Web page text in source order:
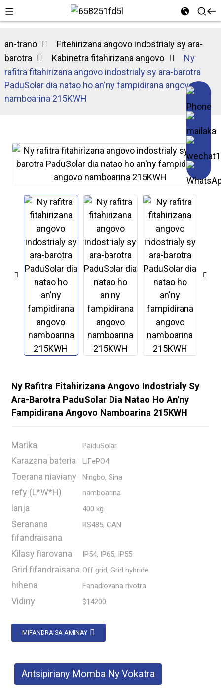
an-trano
Fitehirizana angovo indostrialy sy ara-
barotra
Kabinetra fitahirizana angovo
Ny
rafitra fitahirizana angovo indostrialy sy ara-barotra
PaduSolar dia natao ho an'ny fampidirana angovo
namboarina 215KWH
Ny Rafitra Fitahirizana Angovo Indostrialy Sy
Ara-Barotra PaduSolar Dia Natao Ho An'ny
Fampidirana Angovo Namboarina 215KWH
Marika PaiduSolar
Karazana bateria LiFePO4
Toerana niaviany Ningbo, Sina
refy (L*W*H) namboarina
lanja 400 kg
Seranana
fifandraisana
RS485, CAN
Kilasy fiarovana IP54, IP65, IP55
Grid fifandraisana Off grid, Grid hybride
hihena Fanadiovana rivotra
Vidiny $14200
MIFANDRAISA AMINAY
Antsipiriany Momba Ny Vokatra